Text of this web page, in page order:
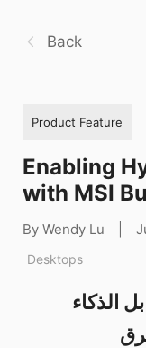
Back
Product Feature
Enabling
with MSI
By Wendy Lu
Desktops
الذكاء